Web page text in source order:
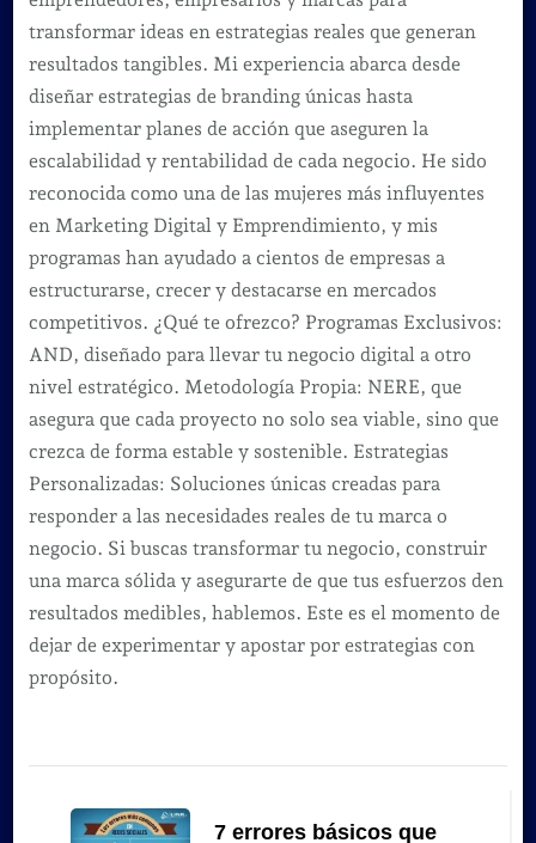
transformar ideas en estrategias reales que generan
resultados tangibles. Mi experiencia abarca desde
diseñar estrategias de branding únicas hasta
implementar planes de acción que aseguren la
escalabilidad y rentabilidad de cada negocio. He sido
reconocida como una de las mujeres más influyentes
en Marketing Digital y Emprendimiento, y mis
programas han ayudado a cientos de empresas a
estructurarse, crecer y destacarse en mercados
competitivos. ¿Qué te ofrezco? Programas Exclusivos:
AND, diseñado para llevar tu negocio digital a otro
nivel estratégico. Metodología Propia: NERE, que
asegura que cada proyecto no solo sea viable, sino que
crezca de forma estable y sostenible. Estrategias
Personalizadas: Soluciones únicas creadas para
responder a las necesidades reales de tu marca o
negocio. Si buscas transformar tu negocio, construir
una marca sólida y asegurarte de que tus esfuerzos den
resultados medibles, hablemos. Este es el momento de
dejar de experimentar y apostar por estrategias con
propósito.
de
7 errores básicos que